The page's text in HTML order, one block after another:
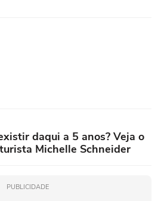
daqui a 5 anos? Veja o
Michelle Schneider
PUBLICIDADE